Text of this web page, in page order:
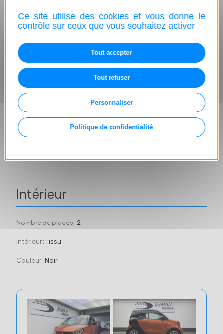
Chevaux :90 CH
Boîte :
Nombre de cylindres :3
Carburant
Émission principale de CO2 en grammes par km :
(mixte)
Carburant :Essence
Intérieur
Nombre de places : 2
Intérieur :Tissu
Couleur : Noir
Ce site utilise des cookies et vous donne le
contrôle sur ceux que vous souhaitez activer
Tout accepter
Tout refuser
Personnaliser
Politique de confidentialité